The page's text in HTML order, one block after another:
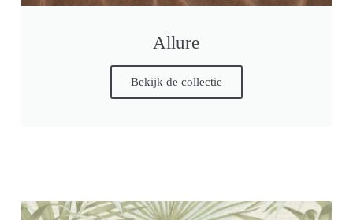
Allure
Bekijk de collectie